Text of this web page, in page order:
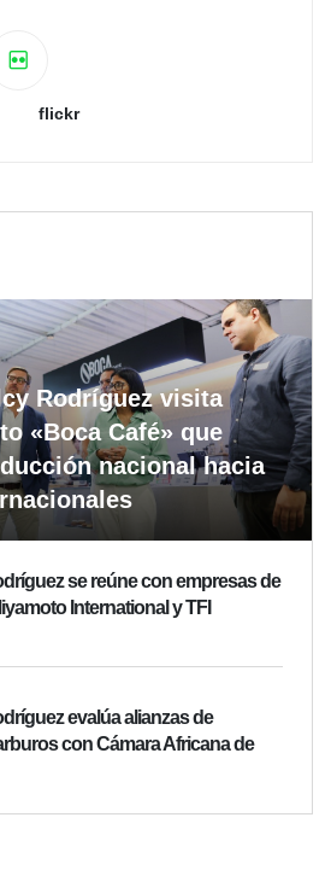
flickr
Rodríguez visita
«Boca Café» que
nacional hacia
se reúne con empresas de
International y TFI
evalúa alianzas de
con Cámara Africana de